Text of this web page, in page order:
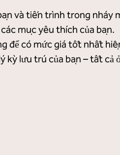
và tiến trình trong nháy
mục yêu thích của bạn.
để có mức giá tốt nhất
kỳ lưu trú của bạn – tất cả